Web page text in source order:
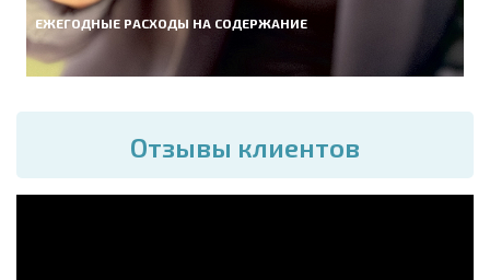
ЕЖЕГОДНЫЕ РАСХОДЫ НА СОДЕРЖАНИЕ
Отзывы клиентов